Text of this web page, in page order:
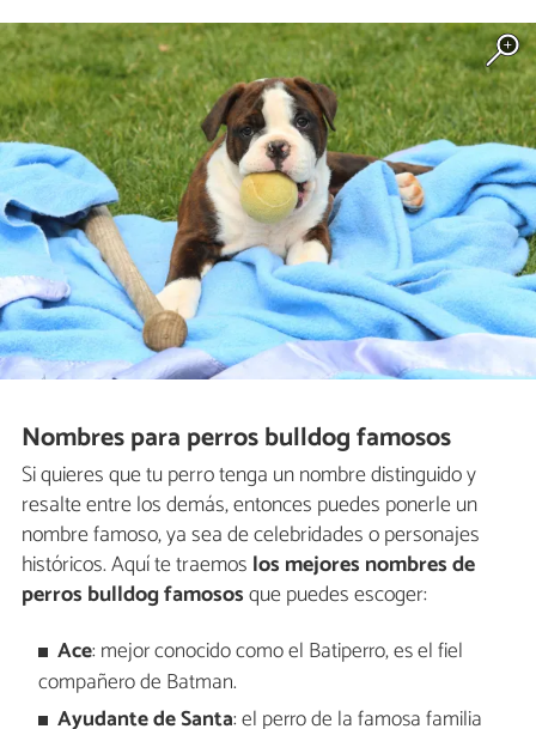
Nombres para perros bulldog famosos
Si quieres que tu perro tenga un nombre distinguido y
resalte entre los demás, entonces puedes ponerle un
nombre famoso, ya sea de celebridades o personajes
históricos. Aquí te traemos los mejores nombres de
perros bulldog famososque puedes escoger:
Ace: mejor conocido como el Batiperro, es el fiel
compañero de Batman.
Ayudante de Santa: el perro de la famosa familia